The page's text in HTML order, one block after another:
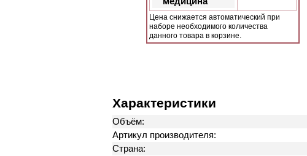
Цена снижается автоматический при
наборе необходимого количества
данного товара в корзине.
Характеристики
Объём:
Артикул производителя:
Страна: